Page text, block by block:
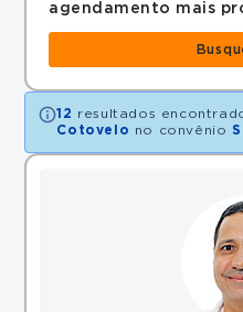
agendamento mais
12 resultados
Cotovelo no convênio